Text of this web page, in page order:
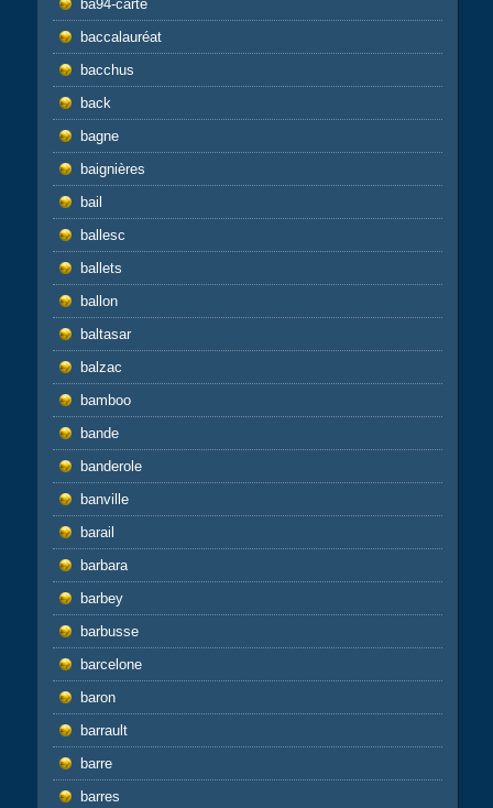
ba94-carte
baccalauréat
bacchus
back
bagne
baignières
bail
ballesc
ballets
ballon
baltasar
balzac
bamboo
bande
banderole
banville
barail
barbara
barbey
barbusse
barcelone
baron
barrault
barre
barres